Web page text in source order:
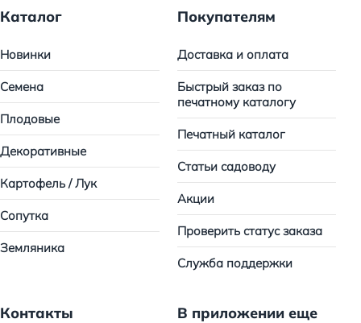
Каталог
Новинки
Семена
Плодовые
Декоративные
Картофель / Лук
Сопутка
Земляника
Покупателям
Доставка и оплата
Быстрый заказ по
печатному каталогу
Печатный каталог
Статьи садоводу
Акции
Проверить статус заказа
Служба поддержки
Контакты
В приложении еще